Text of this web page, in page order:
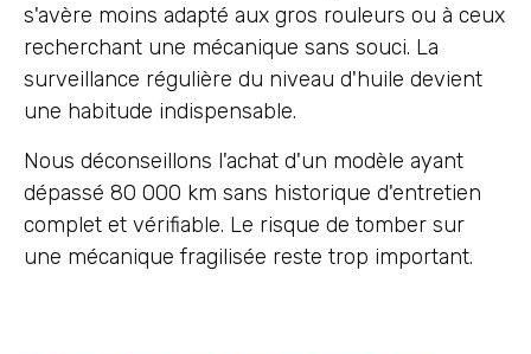
s'avère moins adapté aux gros rouleurs ou à ceux
recherchant une mécanique sans souci. La
surveillance régulière du niveau d'huile devient
une habitude indispensable.
Nous déconseillons l'achat d'un modèle ayant
dépassé 80 000 km sans historique d'entretien
complet et vérifiable. Le risque de tomber sur
une mécanique fragilisée reste trop important.